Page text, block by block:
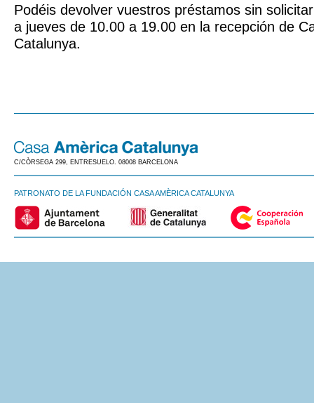
Podéis devolver vuestros préstamos sin
a jueves de 10.00 a 19.00 en la recepción de
Catalunya.
C/CÒRSEGA 299, ENTRESUELO. 08008 BARCELONA
PATRONATO DE LA FUNDACIÓN CASA AMÈRICA CATALUNYA